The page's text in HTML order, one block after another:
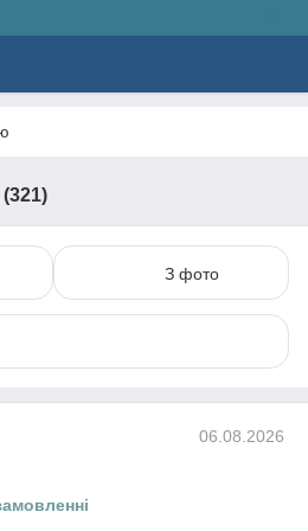
З фото
06.08.2026
друку PETG (Copet) Jamg He 1,75